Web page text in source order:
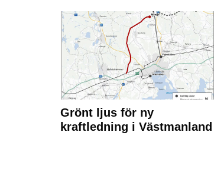
Grönt ljus för ny
kraftledning i Västmanland